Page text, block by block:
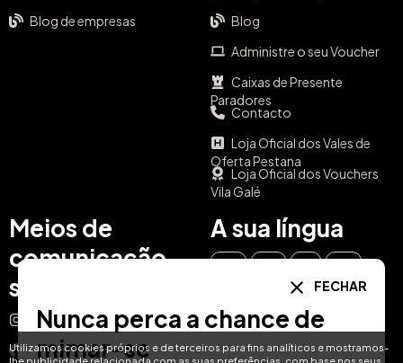
Utilizamos cookies próprios e de terceiros para fins analíticos e mostramos-
lhe publicidade relacionada com as suas preferências, com base nos seus
Blog de empresas
Blog
Administre o seu Voucher
Caixas de Presente
Paradores
Contacto
Loja Oficial dos Vales de
Oferta Pestana
Loja Oficial dos Vouchers
Vila Galé
Meios de
comunicação
social
Instagram
Facebook
A sua língua
DE FR NL
FECHAR
Nunca perca a chance de
mimar-se